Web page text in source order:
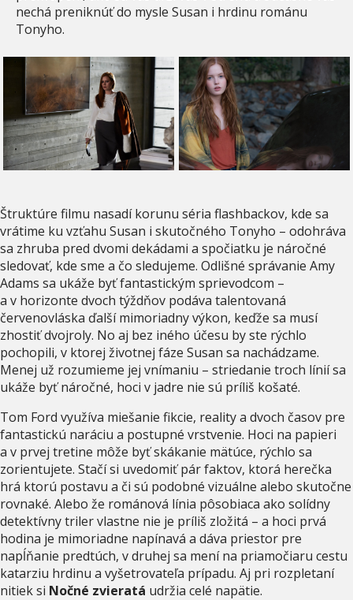
nechá preniknúť do mysle Susan i hrdinu románu
Tonyho.
Štruktúre filmu nasadí korunu séria flashbackov, kde sa
vrátime ku vzťahu Susan i skutočného Tonyho – odohráva
sa zhruba pred dvomi dekádami a spočiatku je náročné
sledovať, kde sme a čo sledujeme. Odlišné správanie Amy
Adams sa ukáže byť fantastickým sprievodcom –
a v horizonte dvoch týždňov podáva talentovaná
červenovláska ďalší mimoriadny výkon, keďže sa musí
zhostiť dvojroly. No aj bez iného účesu by ste rýchlo
pochopili, v ktorej životnej fáze Susan sa nachádzame.
Menej už rozumieme jej vnímaniu – striedanie troch línií sa
ukáže byť náročné, hoci v jadre nie sú príliš košaté.
Tom Ford využíva miešanie fikcie, reality a dvoch časov pre
fantastickú naráciu a postupné vrstvenie. Hoci na papieri
a v prvej tretine môže byť skákanie mätúce, rýchlo sa
zorientujete. Stačí si uvedomiť pár faktov, ktorá herečka
hrá ktorú postavu a či sú podobné vizuálne alebo skutočne
rovnaké. Alebo že románová línia pôsobiaca ako solídny
detektívny triler vlastne nie je príliš zložitá – a hoci prvá
hodina je mimoriadne napínavá a dáva priestor pre
napĺňanie predtúch, v druhej sa mení na priamočiaru cestu
katarziu hrdinu a vyšetrovateľa prípadu. Aj pri rozpletaní
nitiek si Nočné zvieratá udržia celé napätie.